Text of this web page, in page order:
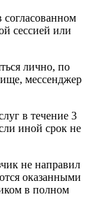
согласованном
сессией или
лично, по
мессенджер
в течение 3
иной срок не
не направил
оказанными
в полном